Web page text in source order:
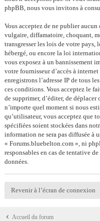
phpBB, nous vous invitons à
Vous acceptez de ne publier
vulgaire, diffamatoire, choquant,
transgresser les lois de votre pays,
hébergé, ou encore la loi
vous exposez à un bannissement
votre fournisseur d’accès à
enregistrons l’adresse IP de tous
ces conditions. Vous acceptez le
de supprimer, d’éditer, de
n’importe quel moment si nous
qu’utilisateur, vous acceptez que
spécifiées soient stockées dans
information ne sera pas diffusée à
« Forums.bluebelton.com », ni
responsables en cas de tentative
données.
Revenir à l’écran de connexion
Accueil du forum